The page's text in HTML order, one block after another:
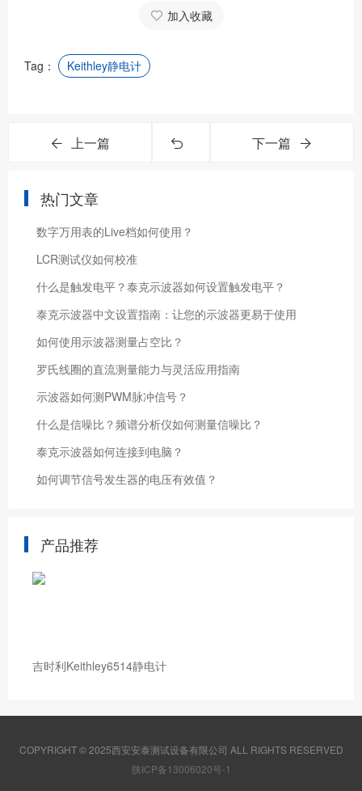
加入收藏
Tag： Keithley静电计
上一篇 下一篇
热门文章
数字万用表的Live档如何使用？
LCR测试仪如何校准
什么是触发电平？泰克示波器如何设置触发电平？
泰克示波器中文设置指南：让您的示波器更易于使用
如何使用示波器测量占空比？
罗氏线圈的直流测量能力与灵活应用指南
示波器如何测PWM脉冲信号？
什么是信噪比？频谱分析仪如何测量信噪比？
泰克示波器如何连接到电脑？
如何调节信号发生器的电压有效值？
产品推荐
吉时利Keithley6514静电计
COPYRIGHT © 2025西安安泰测试设备有限公司 ALL RIGHTS RESERVED
陕ICP备13006020号-1